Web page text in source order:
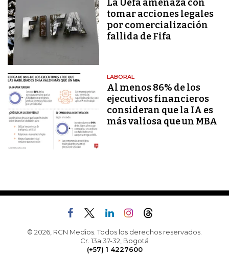
La Uefa amenaza con
tomar acciones legales
por comercialización
fallida de Fifa
LABORAL
Al menos 86% de los
ejecutivos financieros
consideran que la IA es
más valiosa que un MBA
© 2026, RCN Medios. Todos los derechos reservados.
Cr. 13a 37-32, Bogotá
(+57) 1 4227600